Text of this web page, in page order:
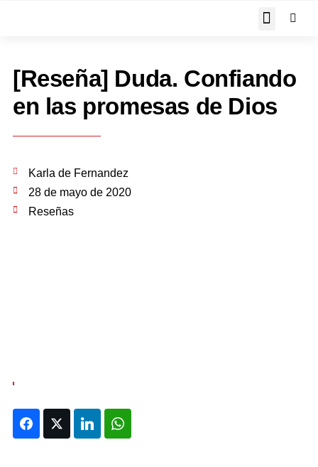
[Reseña] Duda. Confiando
en las promesas de Dios
Karla de Fernandez
28 de mayo de 2020
Reseñas
FacebookTwitter LinkedIn